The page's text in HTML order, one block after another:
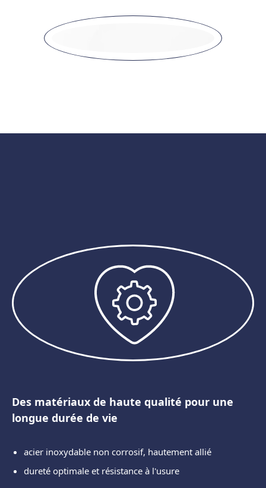
Des matériaux de haute qualité pour une
longue durée de vie
acier inoxydable non corrosif, hautement allié
dureté optimale et résistance à l'usure